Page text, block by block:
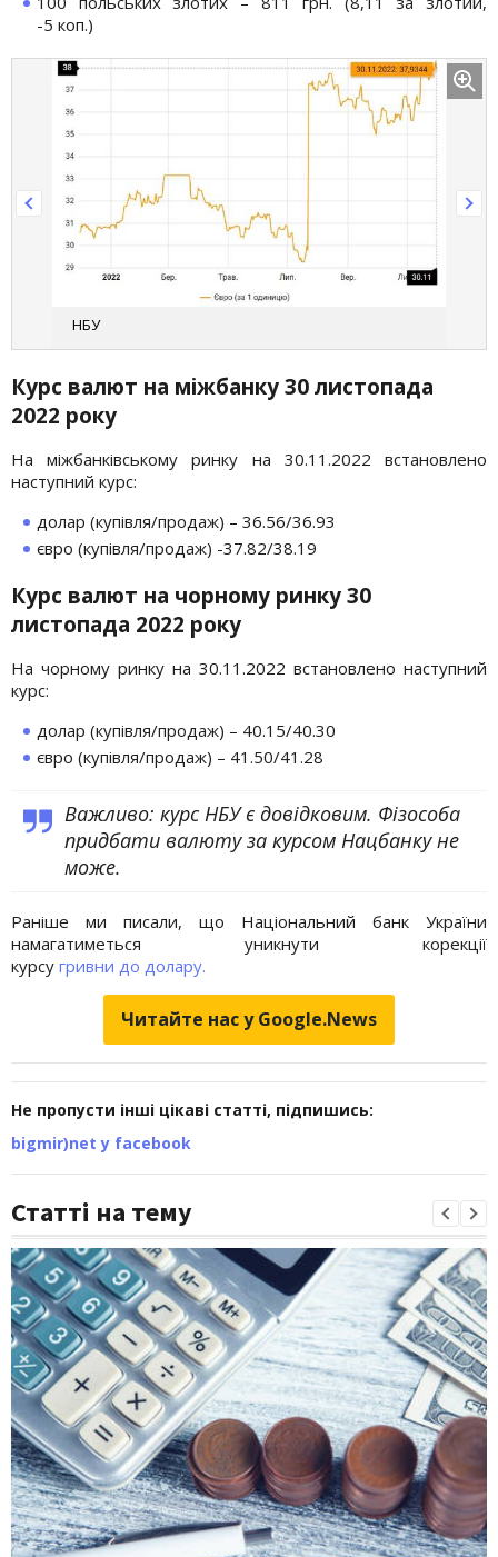
-5 коп.)
НБУ
Курс валют на міжбанку 30 листопада
2022 року
На міжбанківському ринку на 30.11.2022 встановлено
наступний курс:
долар (купівля/продаж) – 36.56/36.93
євро (купівля/продаж) -37.82/38.19
Курс валют на чорному ринку 30
листопада 2022 року
На чорному ринку на 30.11.2022 встановлено наступний
курс:
долар (купівля/продаж) – 40.15/40.30
євро (купівля/продаж) – 41.50/41.28
Важливо: курс НБУ є довідковим. Фізособа
придбати валюту за курсом Нацбанку не
може.
Раніше ми писали, що Національний банк України
намагатиметься уникнути корекції
курсу гривни до долару.
Читайте нас у Google.News
Не пропусти інші цікаві статті, підпишись:
bigmir)net у facebook
Статті на тему